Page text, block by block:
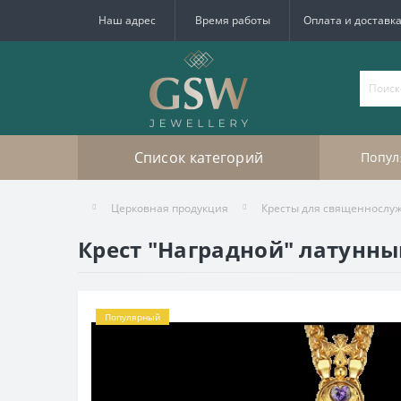
Наш адрес Время работы Оплата и доставка
Список категорий
Церковная продукция Кресты для
Крест "Наградной"
Популярный